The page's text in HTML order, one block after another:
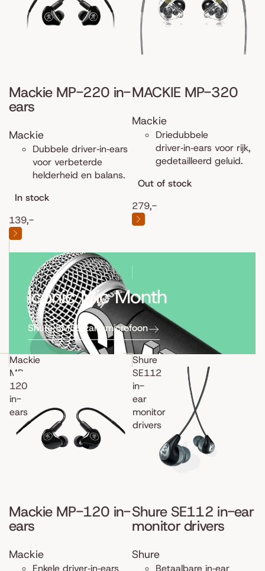
Iconic Mic Month
Shure SM58 zangmicrofoon
Mackie MP-220 in-
ears
Mackie
Dubbele driver‑in‑ears
voor verbeterde
helderheid en balans.
In stock
139,-
MACKIE MP-320
Mackie
Driedubbele
driver‑in‑ears voor rijk,
gedetailleerd geluid.
Out of stock
279,-
Mackie
MP-
120
in-
ears
Mackie MP-120 in-
ears
Mackie
Enkele driver‑in‑ears
Shure
SE112
in-
ear
monitor
drivers
Shure SE112 in-ear
monitor drivers
Shure
Betaalbare in‑ear